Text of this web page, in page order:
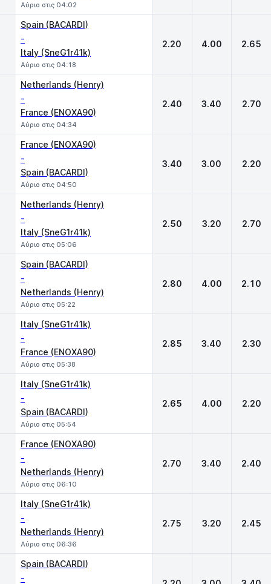
Αύριο στις 04:02
Spain (BACARDI)
-
Italy (SneG1r41k)
Αύριο στις 04:18
2.20 4.00 2.65
Netherlands (Henry)
-
France (ENOXA90)
Αύριο στις 04:34
2.40 3.40 2.70
France (ENOXA90)
-
Spain (BACARDI)
Αύριο στις 04:50
3.40 3.00 2.20
Netherlands (Henry)
-
Italy (SneG1r41k)
Αύριο στις 05:06
2.50 3.20 2.70
Spain (BACARDI)
-
Netherlands (Henry)
Αύριο στις 05:22
2.80 4.00 2.10
Italy (SneG1r41k)
-
France (ENOXA90)
Αύριο στις 05:38
2.85 3.40 2.30
Italy (SneG1r41k)
-
Spain (BACARDI)
Αύριο στις 05:54
2.65 4.00 2.20
France (ENOXA90)
-
Netherlands (Henry)
Αύριο στις 06:10
2.70 3.40 2.40
Italy (SneG1r41k)
-
Netherlands (Henry)
Αύριο στις 06:36
2.75 3.20 2.45
Spain (BACARDI)
-